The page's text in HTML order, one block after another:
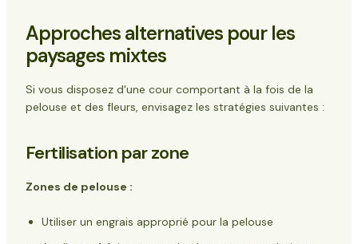
Approches alternatives pour les
paysages mixtes
Si vous disposez d'une cour comportant à la fois de la
pelouse et des fleurs, envisagez les stratégies suivantes :
Fertilisation par zone
Zones de pelouse :
Utiliser un engrais approprié pour la pelouse